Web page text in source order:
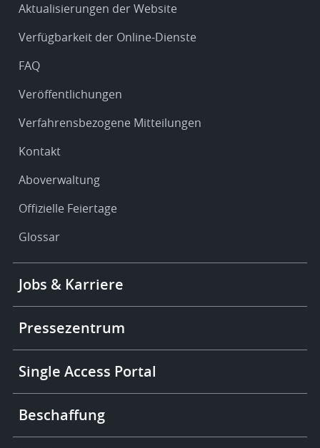
Service
support
Aktualisierungen der Website
Verfügbarkeit der Online-Dienste
FAQ
Veröffentlichungen
Verfahrensbezogene Mitteilungen
Kontakt
Aboverwaltung
Offizielle Feiertage
Glossar
More
links
Jobs & Karriere
Pressezentrum
Single Access Portal
Beschaffung